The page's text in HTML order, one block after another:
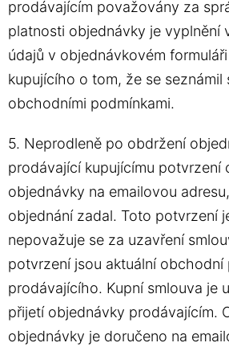
prodávajícím považovány za
platnosti objednávky je vyplnění
údajů v objednávkovém
kupujícího o tom, že se seznámil
obchodními podmínkami.
5. Neprodleně po obdržení
prodávající kupujícímu potvrzení
objednávky na emailovou
objednání zadal. Toto potvrzení
nepovažuje se za uzavření
potvrzení jsou aktuální obchodní
prodávajícího. Kupní smlouva je
přijetí objednávky prodávajícím.
objednávky je doručeno na